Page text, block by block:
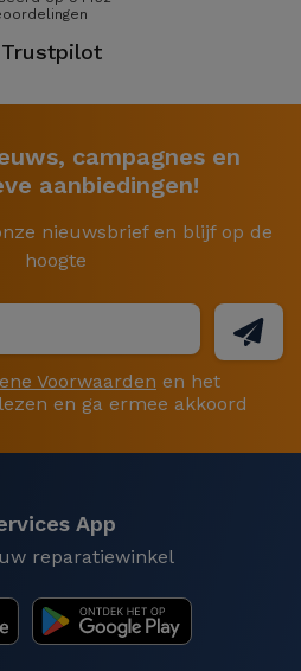
Trustpilot
campagnes en
aanbiedingen!
nieuwsbrief en blijf op de
hoogte
Voorwaarden en het
en ga ermee akkoord
App
reparatiewinkel